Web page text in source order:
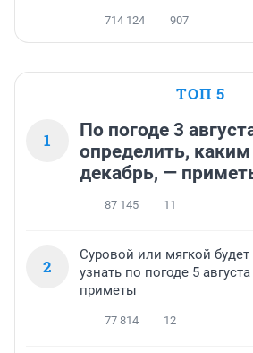
714 124 907
ТОП 5
1
По погоде 3
определить, каким
декабрь, —
87 145 11
2
Суровой или мягкой
узнать по погоде 5
приметы
77 814 12